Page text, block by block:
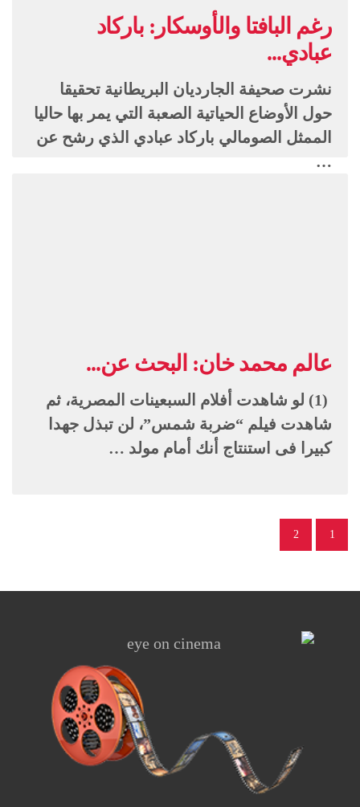
رغم البافتا والأوسكار: باركاد
عبادي...
نشرت صحيفة الجارديان البريطانية تحقيقا
حول الأوضاع الحياتية الصعبة التي يمر بها حاليا
الممثل الصومالي باركاد عبادي الذي رشح عن
…
عالم محمد خان: البحث عن...
(1) لو شاهدت أفلام السبعينات المصرية، ثم
شاهدت فيلم “ضربة شمس”، لن تبذل جهدا
كبيرا فى استنتاج أنك أمام مولد …
1
2